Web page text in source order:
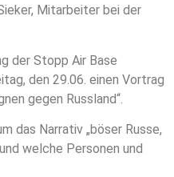
Mitarbeiter bei der
der Stopp Air Base
den 29.06. einen Vortrag
gegen Russland“.
das Narrativ „böser Russe,
welche Personen und